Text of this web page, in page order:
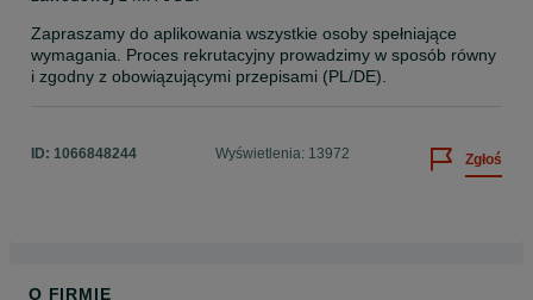
Zapraszamy do aplikowania wszystkie osoby spełniające
wymagania. Proces rekrutacyjny prowadzimy w sposób równy
i zgodny z obowiązującymi przepisami (PL/DE).
ID: 1066848244 Wyświetlenia: 13972 Zgłoś
O FIRMIE